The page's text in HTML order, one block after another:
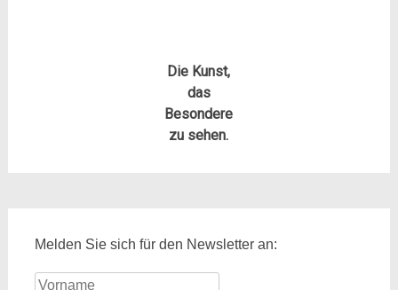
Die Kunst,
das
Besondere
zu sehen.
Melden Sie sich für den Newsletter an: